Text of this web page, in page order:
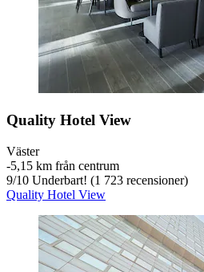
Quality Hotel View
Väster
‐5,15 km från centrum
9/10 Underbart! (1 723 recensioner)
Quality Hotel View